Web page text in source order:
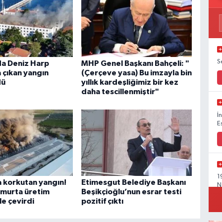
Deniz Harp
yangın
MHP Genel Başkanı Bahçeli: "
(Çerçeve yasa) Bu imzayla bin
yıllık kardeşliğimiz bir kez
daha tescillenmiştir"
korkutan yangın!
üretim
çevirdi
Etimesgut Belediye Başkanı
Beşikçioğlu’nun esrar testi
pozitif çıktı